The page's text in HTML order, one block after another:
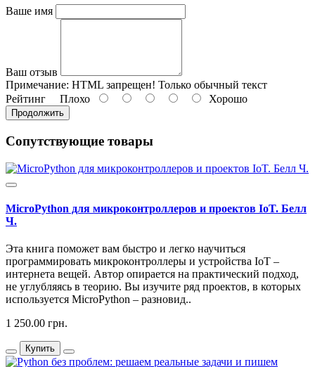
Ваше имя
Ваш отзыв
Примечание: HTML запрещен! Только обычный текст
Рейтинг Плохо Хорошо
Продолжить
Сопутствующие товары
MicroPython для микроконтроллеров и проектов IoT. Белл
Ч.
Эта книга поможет вам быстро и легко научиться
программировать микроконтроллеры и устройства IoT –
интернета вещей. Автор опирается на практический подход,
не углубляясь в теорию. Вы изучите ряд проектов, в которых
используется MicroPython – разновид..
1 250.00 грн.
Купить